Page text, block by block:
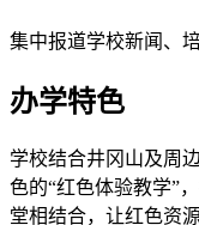
集中报道学校新闻、
办学特色
学校结合井冈山及周
色的“红色体验教学”
堂相结合，让红色资